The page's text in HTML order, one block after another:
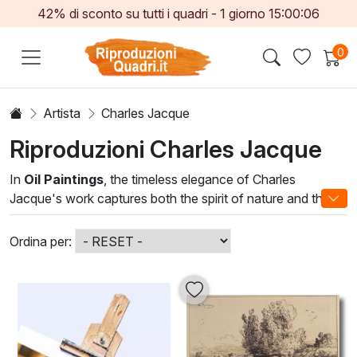
42% di sconto su tutti i quadri -1 giorno 15:00:05
0
Artista Charles Jacque
Riproduzioni Charles Jacque
In Oil Paintings , the timeless elegance of Charles
Jacque's work captures both the spirit of nature and the
essence of rural life. Jacque, a master of the Barbizon
school, is renowned for his ability to convey mood through
light and shadow, creating captivating landscapes and
serene pastoral scenes that resonate deeply with art
By incorporatingOil Paintings
by Jacque into your
collection, you invite an atmosphere of sophistication and
tranquility into your space. His exquisite craftsmanship and
Ordina per: